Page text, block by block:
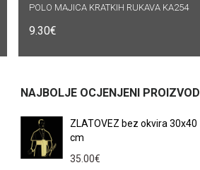
POLO MAJICA KRATKIH RUKAVA KA254
9.30€
ODABERI OPCIJE
NAJBOLJE OCJENJENI PROIZVODI
ZLATOVEZ bez okvira 30x40
cm
35.00€